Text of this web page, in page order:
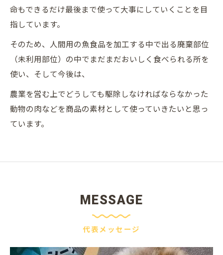
命もできるだけ最後まで使って大事にしていくことを目
指しています。
そのため、人間用の魚食品を加工する中で出る廃棄部位
（未利用部位）の中でまだまだおいしく食べられる所を
使い、そして今後は、
農業を営む上でどうしても駆除しなければならなかった
動物の肉などを商品の素材として使っていきたいと思っ
ています。
代表メッセージ
MESSAGE